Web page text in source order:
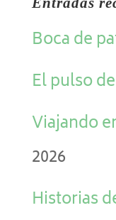
Boca de
El pulso
Viajando
2026
Historias